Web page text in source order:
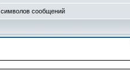
символов сообщений